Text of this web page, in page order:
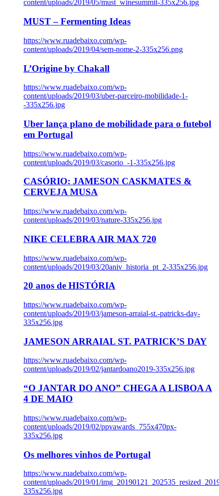
content/uploads/2019/05/must_winesummit-335x256.jpg
MUST – Fermenting Ideas
https://www.ruadebaixo.com/wp-
content/uploads/2019/04/sem-nome-2-335x256.png
L’Origine by Chakall
https://www.ruadebaixo.com/wp-
content/uploads/2019/03/uber-parceiro-mobilidade-1-
-335x256.jpg
Uber lança plano de mobilidade para o futebol
em Portugal
https://www.ruadebaixo.com/wp-
content/uploads/2019/03/casorio_-1-335x256.jpg
CASÓRIO: JAMESON CASKMATES &
CERVEJA MUSA
https://www.ruadebaixo.com/wp-
content/uploads/2019/03/nature-335x256.jpg
NIKE CELEBRA AIR MAX 720
https://www.ruadebaixo.com/wp-
content/uploads/2019/03/20aniv_historia_pt_2-335x256.jpg
20 anos de HISTÓRIA
https://www.ruadebaixo.com/wp-
content/uploads/2019/03/jameson-arraial-st.-patricks-day-
335x256.jpg
JAMESON ARRAIAL ST. PATRICK’S DAY
https://www.ruadebaixo.com/wp-
content/uploads/2019/02/jantardoano2019-335x256.jpg
“O JANTAR DO ANO” CHEGA A LISBOA A
4 DE MAIO
https://www.ruadebaixo.com/wp-
content/uploads/2019/02/ppvawards_755x470px-
335x256.jpg
Os melhores vinhos de Portugal
https://www.ruadebaixo.com/wp-
content/uploads/2019/01/
335x256.jpg